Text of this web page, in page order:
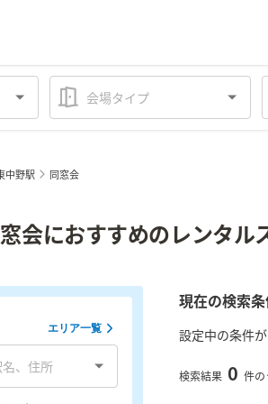
会場タイプ
中野駅 同窓会
会におすすめのレンタル
現在の検索
設定中の条件
検索結果 0 件の
エリア一覧